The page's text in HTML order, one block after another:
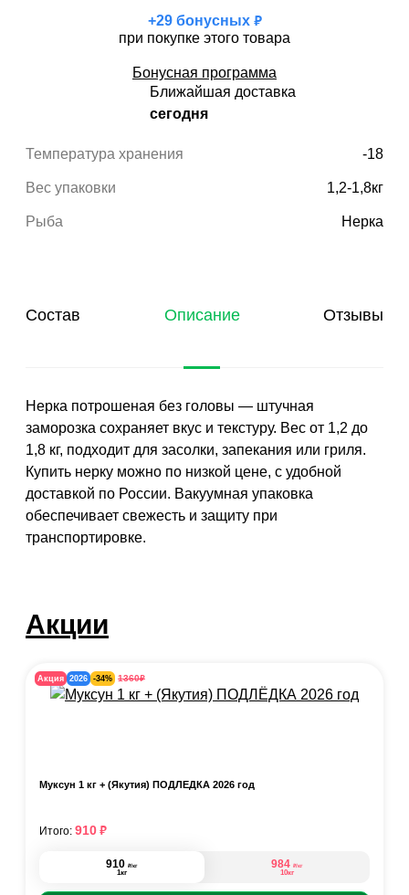
Температура хранения -18
Вес упаковки 1,2-1,8кг
Рыба Нерка
+29бонусных ₽
при покупке этого товара
Бонусная программа
Ближайшая доставка
сегодня
Состав Описание Отзывы
Нерка потрошеная без головы — штучная
заморозка сохраняет вкус и текстуру. Вес от 1,2 до
1,8 кг, подходит для засолки, запекания или гриля.
Купить нерку можно по низкой цене, с удобной
доставкой по России. Вакуумная упаковка
обеспечивает свежесть и защиту при
транспортировке.
Акции
Акция 2026 -34% 1360₽
Муксун 1 кг + (Якутия) ПОДЛЁДКА 2026 год
910 ₽/кг
1кг
984 ₽/кг
10кг
Итого: 910₽